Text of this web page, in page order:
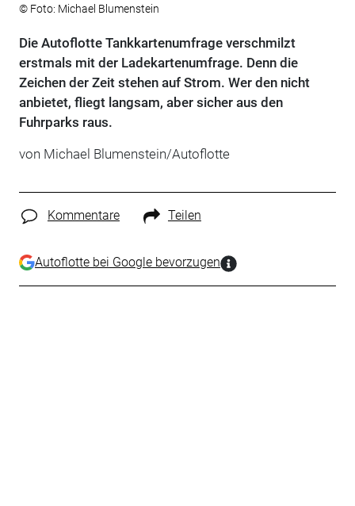
© Foto: Michael Blumenstein
Die Autoflotte Tankkartenumfrage verschmilzt
erstmals mit der Ladekartenumfrage. Denn die
Zeichen der Zeit stehen auf Strom. Wer den nicht
anbietet, fliegt langsam, aber sicher aus den
Fuhrparks raus.
von Michael Blumenstein/Autoflotte
Kommentare Teilen
Autoflotte bei Google bevorzugen